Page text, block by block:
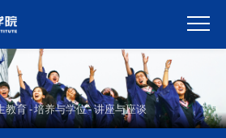
教育-培养与学位-讲座与座谈